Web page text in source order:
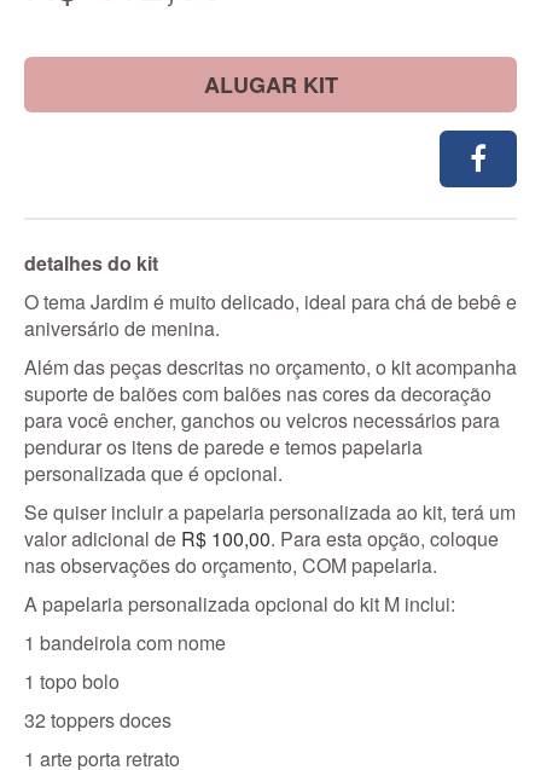
ALUGAR KIT
detalhes do kit
O tema Jardim é muito delicado, ideal para chá de bebê e
aniversário de menina.
Além das peças descritas no orçamento, o kit acompanha
suporte de balões com balões nas cores da decoração
para você encher, ganchos ou velcros necessários para
pendurar os itens de parede e temos papelaria
personalizada que é opcional.
Se quiser incluir a papelaria personalizada ao kit, terá um
valor adicional de R$ 100,00. Para esta opção, coloque
nas observações do orçamento, COM papelaria.
A papelaria personalizada opcional do kit M inclui:
1 bandeirola com nome
1 topo bolo
32 toppers doces
1 arte porta retrato